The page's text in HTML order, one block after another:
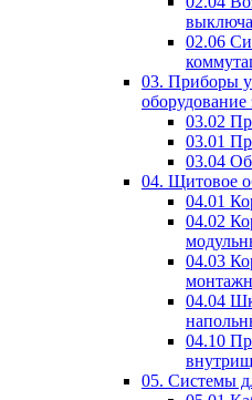
02.06
03. Приборы
оборудование
03.02
03.01
03.04
04. Щитовое
04.01
04.02
04.03
04.04
04.10
05. Системы